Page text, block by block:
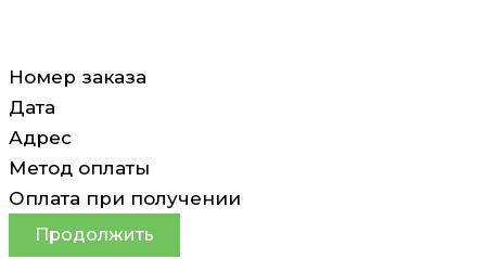
Номер заказа
Дата
Адрес
Метод оплаты
Оплата при получении
Продолжить